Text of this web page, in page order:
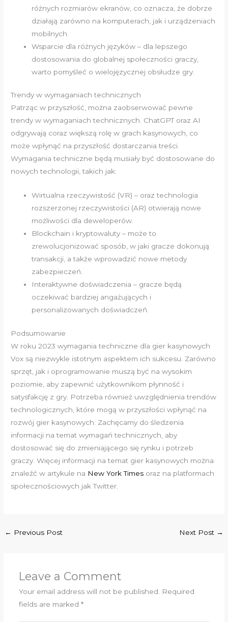
różnych rozmiarów ekranów, co oznacza, że dobrze
działają zarówno na komputerach, jak i urządzeniach
mobilnych.
Wsparcie dla różnych języków – dla lepszego
dostosowania do globalnej społeczności graczy,
warto pomyśleć o wielojęzycznej obsłudze gry.
Trendy w wymaganiach technicznych
Patrząc w przyszłość, można zaobserwować pewne
trendy w wymaganiach technicznych. ChatGPT oraz AI
odgrywają coraz większą rolę w grach kasynowych, co
może wpłynąć na przyszłość dostarczania treści.
Wymagania techniczne będą musiały być dostosowane do
nowych technologii, takich jak:
Wirtualna rzeczywistość (VR) – oraz technologia
rozszerzonej rzeczywistości (AR) otwierają nowe
możliwości dla deweloperów.
Blockchain i kryptowaluty – może to
zrewolucjonizować sposób, w jaki gracze dokonują
transakcji, a także wprowadzić nowe metody
zabezpieczeń.
Interaktywne doświadczenia – gracze będą
oczekiwać bardziej angażujących i
personalizowanych doświadczeń.
Podsumowanie
W roku 2023 wymagania techniczne dla gier kasynowych
Vox są niezwykle istotnym aspektem ich sukcesu. Zarówno
sprzęt, jak i oprogramowanie muszą być na wysokim
poziomie, aby zapewnić użytkownikom płynność i
satysfakcję z gry. Potrzeba również uwzględnienia trendów
technologicznych, które mogą w przyszłości wpłynąć na
rozwój gier kasynowych. Zachęcamy do śledzenia
informacji na temat wymagań technicznych, aby
dostosować się do zmieniającego się rynku i potrzeb
graczy. Więcej informacji na temat gier kasynowych można
znaleźć w artykule na New York Times oraz na platformach
społecznościowych jak Twitter.
← Previous Post Next Post →
Leave a Comment
Your email address will not be published. Required
fields are marked *